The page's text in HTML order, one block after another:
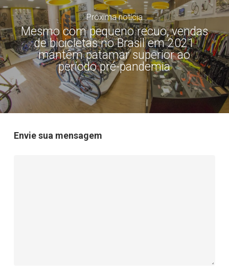
Próxima notícia
Mesmo com pequeno recuo, vendas
de bicicletas no Brasil em 2021
mantêm patamar superior ao
período pré-pandemia
Envie sua mensagem